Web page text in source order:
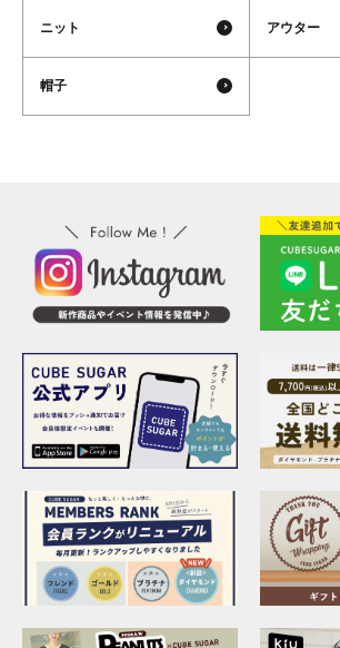
ニット アウター
帽子